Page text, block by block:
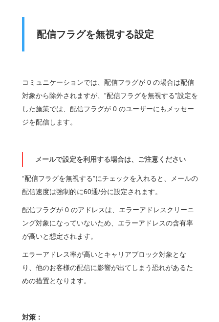
配信フラグを無視する設定
コミュニケーションでは、配信フラグが 0 の場合は配信
対象から除外されますが、”配信フラグを無視する”設定を
した施策では、配信フラグが 0 のユーザーにもメッセー
ジを配信します。
メールで設定を利用する場合は、ご注意ください
“配信フラグを無視する”にチェックを入れると、メールの
配信速度は強制的に60通/分に設定されます。
配信フラグが 0 のアドレスは、エラーアドレスクリーニ
ング対象になっていないため、エラーアドレスの含有率
が高いと想定されます。
エラーアドレス率が高いとキャリアブロック対象とな
り、他のお客様の配信に影響が出てしまう恐れがあるた
めの措置となります。
対策：